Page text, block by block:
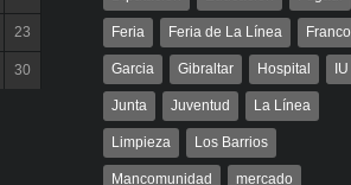
23
30
Feria Feria de La Línea Franco
Garcia Gibraltar Hospital IU
Junta Juventud La Línea
Limpieza Los Barrios
Mancomunidad mercado